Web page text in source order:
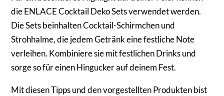
die ENLACE Cocktail Deko Sets verwendet werden.
Die Sets beinhalten Cocktail-Schirmchen und
Strohhalme, die jedem Getränk eine festliche Note
verleihen. Kombiniere sie mit festlichen Drinks und
sorge so für einen Hingucker auf deinem Fest.
Mit diesen Tipps und den vorgestellten Produkten bist